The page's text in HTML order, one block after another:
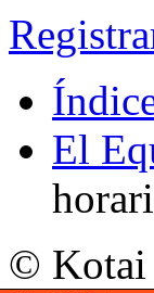
El
© Kotai